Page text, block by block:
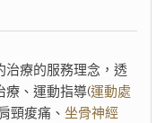
治療的服務理念，透
療、運動指導(運動處
頸痠痛、 坐骨神經